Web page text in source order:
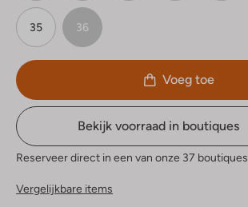
35 36
Voeg toe
Bekijk voorraad in boutiques
Reserveer direct in een van onze 37 boutiques
Vergelijkbare items